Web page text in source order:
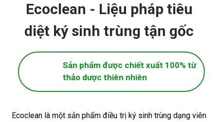
Ecoclean - Liệu pháp tiêu
diệt ký sinh trùng tận gốc
Sản phẩm được chiết xuất 100% từ
thảo dược thiên nhiên
Ecoclean là một sản phẩm điều trị ký sinh trùng dạng viên